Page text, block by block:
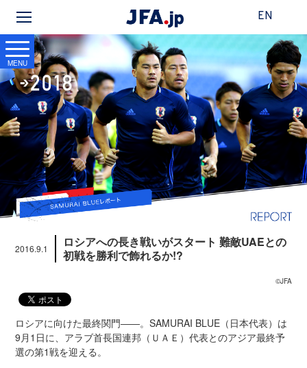
EN
MENU
2016.9.1
ロシアへの長き戦いがスタート 難敵UAEとの
初戦を勝利で飾れるか!?
©JFA
ロシアに向けた最終関門――。SAMURAI BLUE（日本代表）は
9月1日に、アラブ首長国連邦（ＵＡＥ）代表とのアジア最終予
選の第1戦を迎える。